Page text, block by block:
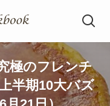
極のフレンチ
半期10大バズ